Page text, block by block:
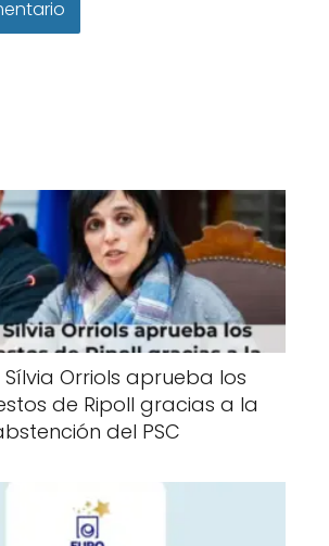
Orriols aprueba los
de Ripoll gracias a la
del PSC